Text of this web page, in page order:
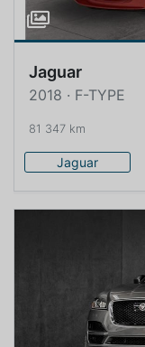
Jaguar
2018 · F-TYPE
81 347 km
Jaguar